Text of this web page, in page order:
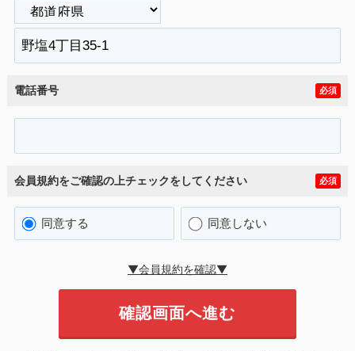
電話番号 必須
会員規約をご確認の上チェックをしてください 必須
同意する 同意しない
▼会員規約を確認▼